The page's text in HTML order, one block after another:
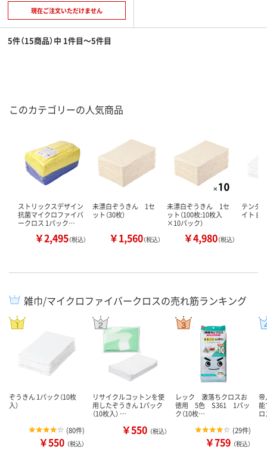
現在ご注文いただけません
5件（15商品）中 1件目～5件目
このカテゴリーの人気商品
ストリックスデザイン
抗菌マイクロファイバ
ークロス 1パック…
￥2,495（税込）
未漂白ぞうきん 1セ
ット（30枚）
￥1,560（税込）
未漂白ぞうきん 1セ
ット（100枚:10枚入
×10パック）
￥4,980（税込）
テンダ
イト 白
雑巾/マイクロファイバークロスの売れ筋ランキング
ぞうきん 1パック（10枚
入）
(80件)
￥550 （税込）
リサイクルコットンを使
用したぞうきん 1パック
（10枚入） …
￥550 （税込）
レック 激落ちクロスお
徳用 5色 S361 1パッ
ク（10枚…
(29件)
￥759 （税込）
能